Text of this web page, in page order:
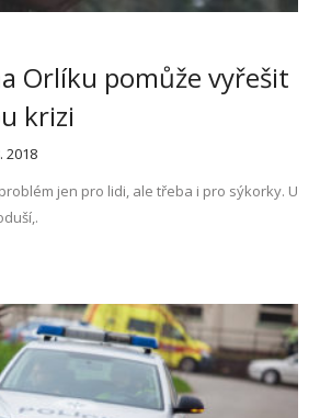
Orlíku pomůže vyřešit
krizi
2018
jen pro lidi, ale třeba i pro sýkorky. U